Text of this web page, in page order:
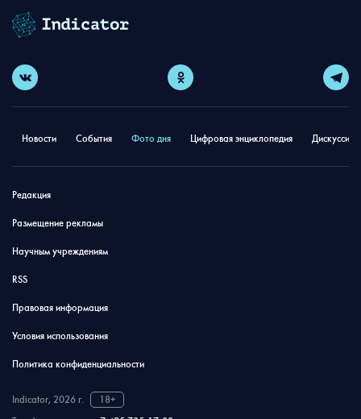
Новости События Фото дня Цифровая энциклопедия
Редакция
Размещение рекламы
Научным учреждениям
RSS
Правовая информация
Условия использования
Политика конфиденциальности
Indicator, 2026 г.
18+